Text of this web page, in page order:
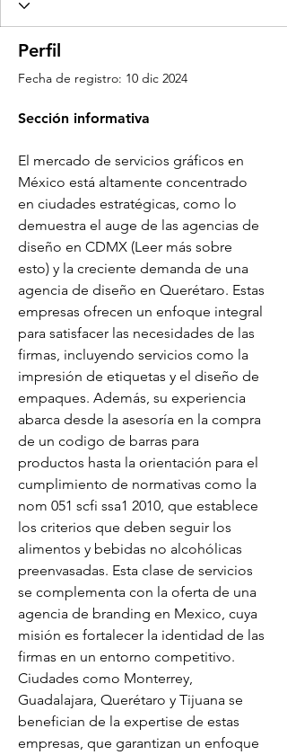
Perfil
Fecha de registro: 10 dic 2024
Sección informativa
El mercado de servicios gráficos en
México está altamente concentrado
en ciudades estratégicas, como lo
demuestra el auge de las agencias de
diseño en CDMX (Leer más sobre
esto) y la creciente demanda de una
agencia de diseño en Querétaro. Estas
empresas ofrecen un enfoque integral
para satisfacer las necesidades de las
firmas, incluyendo servicios como la
impresión de etiquetas y el diseño de
empaques. Además, su experiencia
abarca desde la asesoría en la compra
de un codigo de barras para
productos hasta la orientación para el
cumplimiento de normativas como la
nom 051 scfi ssa1 2010, que establece
los criterios que deben seguir los
alimentos y bebidas no alcohólicas
preenvasadas. Esta clase de servicios
se complementa con la oferta de una
agencia de branding en Mexico, cuya
misión es fortalecer la identidad de las
firmas en un entorno competitivo.
Ciudades como Monterrey,
Guadalajara, Querétaro y Tijuana se
benefician de la expertise de estas
empresas, que garantizan un enfoque